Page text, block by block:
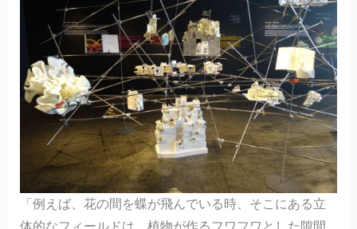
「例えば、花の間を蝶が飛んでいる時、そこにある立
体的なフィールドは、植物が作るフワフワとした隙間